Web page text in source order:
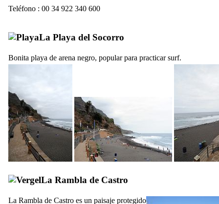
Teléfono : 00 34 922 340 600
La Playa del Socorro
Bonita playa de arena negro, popular para practicar surf.
La Rambla de Castro
La Rambla de Castro es un paisaje protegido